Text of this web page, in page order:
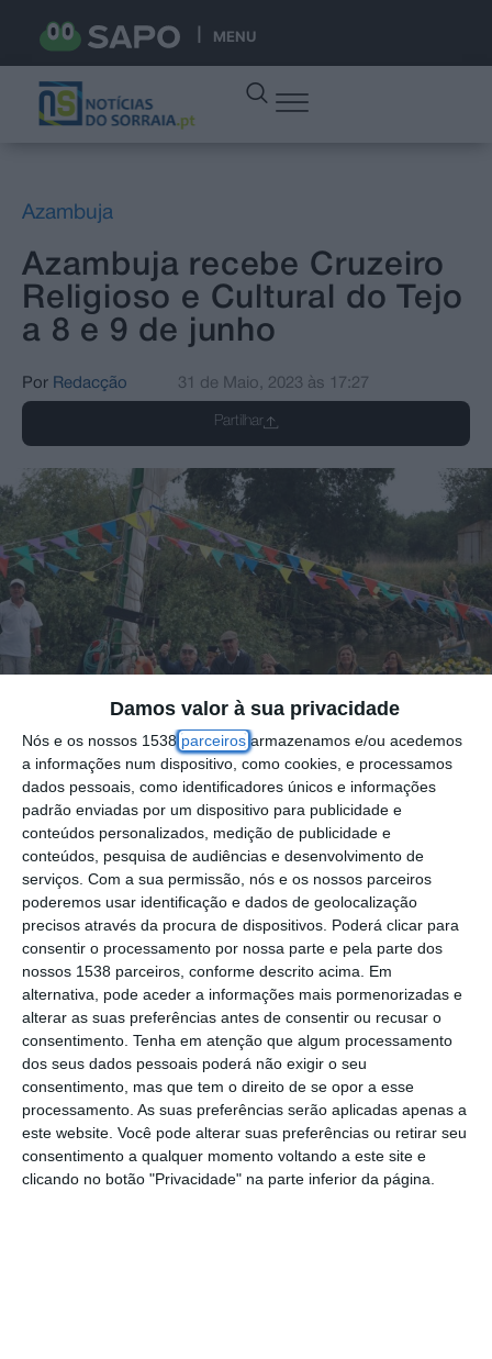
Damos valor à sua privacidade
Nós e os nossos 1538 parceiros armazenamos e/ou acedemos
a informações num dispositivo, como cookies, e processamos
dados pessoais, como identificadores únicos e informações
padrão enviadas por um dispositivo para publicidade e
conteúdos personalizados, medição de publicidade e
conteúdos, pesquisa de audiências e desenvolvimento de
serviços. Com a sua permissão, nós e os nossos parceiros
poderemos usar identificação e dados de geolocalização
precisos através da procura de dispositivos. Poderá clicar para
consentir o processamento por nossa parte e pela parte dos
nossos 1538 parceiros, conforme descrito acima. Em
alternativa, pode aceder a informações mais pormenorizadas e
alterar as suas preferências antes de consentir ou recusar o
consentimento. Tenha em atenção que algum processamento
dos seus dados pessoais poderá não exigir o seu
consentimento, mas que tem o direito de se opor a esse
processamento. As suas preferências serão aplicadas apenas a
este website. Você pode alterar suas preferências ou retirar seu
consentimento a qualquer momento voltando a este site e
clicando no botão "Privacidade" na parte inferior da página.
MENU
Azambuja
Azambuja recebe Cruzeiro
Religioso e Cultural do Tejo
a 8 e 9 de junho
Por Redacção 31 de Maio, 2023 às 17:27
Partilhar
A vila de Azambuja irá receber, na tarde do
próximo dia 08 de junho, feriado “Corpo de
Deus”, a visita da imagem de Nossa Senhora
dos Avieiros e do Tejo. O evento integra-se
na nona edição do Cruzeiro Religioso e
Cultural do Tejo e volta a marcar e a
evidenciar a profunda devoção que a
comunidade ribeirinha do Concelho de
Azambuja dedica à figura da Virgem Maria,
associada ao Tejo e à vida dos pescadores